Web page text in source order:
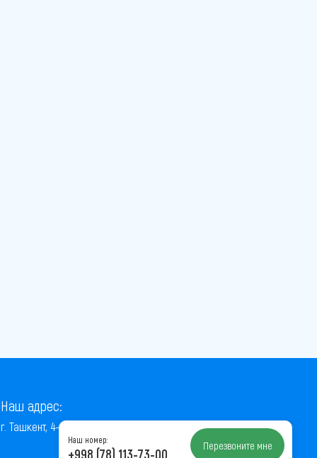
Наш адрес:
г. Ташкент, 4-й проезд Ниёзбек Йули, 7
Наш номер:
+998 (78) 113-73-00 Перезвоните мне